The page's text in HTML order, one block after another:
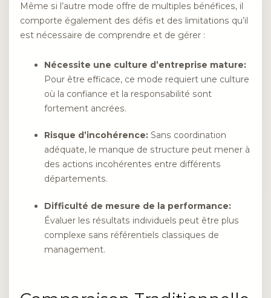
Même si l’autre mode offre de multiples bénéfices, il
comporte également des défis et des limitations qu’il
est nécessaire de comprendre et de gérer :
Nécessite une culture d’entreprise mature:
Pour être efficace, ce mode requiert une culture
où la confiance et la responsabilité sont
fortement ancrées.
Risque d’incohérence: Sans coordination
adéquate, le manque de structure peut mener à
des actions incohérentes entre différents
départements.
Difficulté de mesure de la performance:
Évaluer les résultats individuels peut être plus
complexe sans référentiels classiques de
management.